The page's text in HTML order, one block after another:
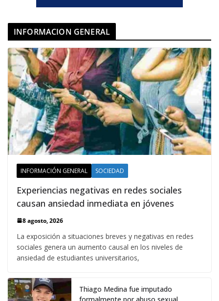
INFORMACION GENERAL
INFORMACIÓN GENERAL SOCIEDAD
Experiencias negativas en redes sociales
causan ansiedad inmediata en jóvenes
8 agosto, 2026
La exposición a situaciones breves y negativas en redes
sociales genera un aumento causal en los niveles de
ansiedad de estudiantes universitarios,
Thiago Medina fue imputado
formalmente por abuso sexual